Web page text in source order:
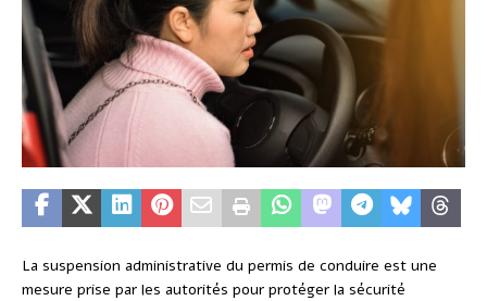
La suspension administrative du permis de conduire est une
mesure prise par les autorités pour protéger la sécurité